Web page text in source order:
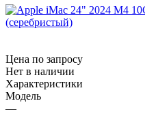
Цена по запросу
Нет в наличии
Характеристики
Модель
—